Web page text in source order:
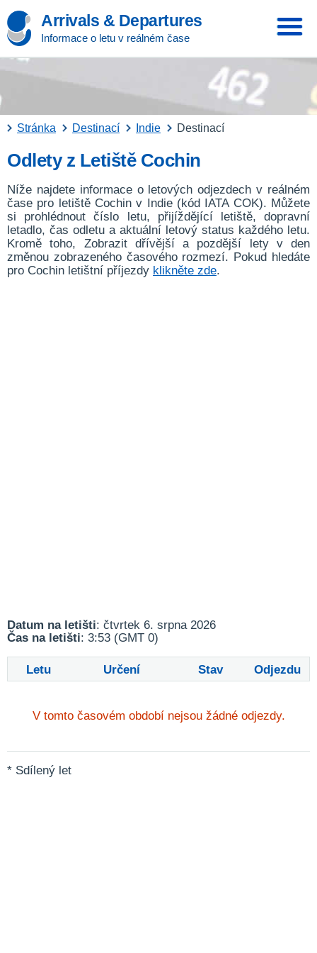
Arrivals & Departures
Informace o letu v reálném čase
Stránka Destinací Indie Destinací
Odlety z Letiště Cochin
Níže najdete informace o letových odjezdech v reálném
čase pro letiště Cochin v Indie (kód IATA COK). Můžete
si prohlédnout číslo letu, přijíždějící letiště, dopravní
letadlo, čas odletu a aktuální letový status každého letu.
Kromě toho, Zobrazit dřívější a pozdější lety v den
změnou zobrazeného časového rozmezí. Pokud hledáte
pro Cochin letištní příjezdy klikněte zde.
Datum na letišti: čtvrtek 6. srpna 2026
Čas na letišti: 3:53 (GMT 0)
Letu Určení Stav Odjezdu
V tomto časovém období nejsou žádné odjezdy.
* Sdílený let